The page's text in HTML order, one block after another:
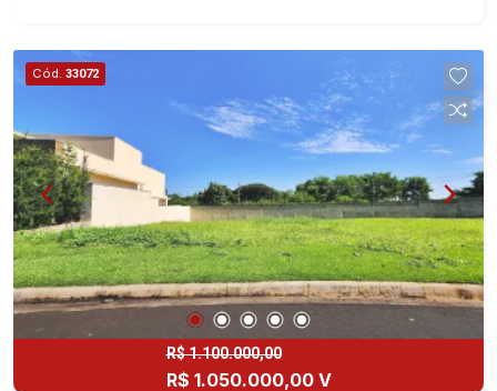
Cód. 33072
R$ 1.100.000,00
R$ 1.050.000,00 V